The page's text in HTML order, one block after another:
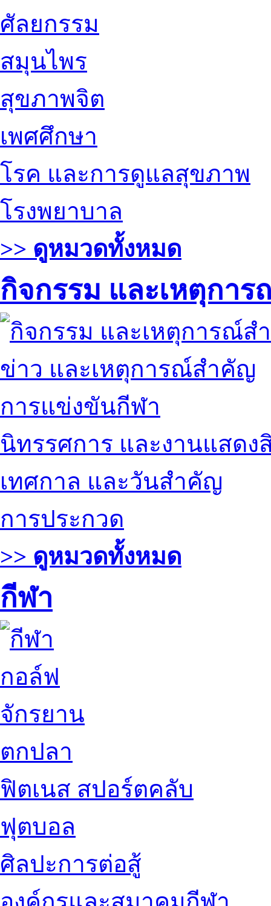
ศัลยกรรม
สมุนไพร
สุขภาพจิต
เพศศึกษา
โรค และการดูแลสุขภาพ
โรงพยาบาล
>> ดูหมวดทั้งหมด
กิจกรรม และเหตุกา
ข่าว และเหตุการณ์สำคัญ
การแข่งขันกีฬา
นิทรรศการ และงานแสดง
เทศกาล และวันสำคัญ
การประกวด
>> ดูหมวดทั้งหมด
กีฬา
กอล์ฟ
จักรยาน
ตกปลา
ฟิตเนส สปอร์ตคลับ
ฟุตบอล
ศิลปะการต่อสู้